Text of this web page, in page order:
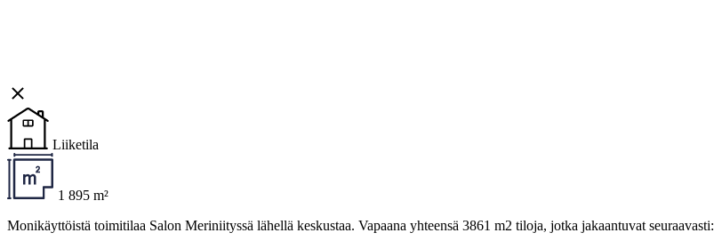
Liiketila
1 895 m²
Monikäyttöistä toimitilaa Salon Meriniityssä lähellä keskustaa. Vapaana yhteensä 3861 m2 tiloja, jotka jakaantuvat seuraavasti: